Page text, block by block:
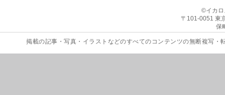
©イカ
〒101-0051 東
保
掲載の記事・写真・イラストなどのすべてのコンテンツの無断複